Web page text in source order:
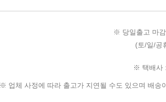
※ 당일출고 마
(토/일/공
※ 택배사
※ 업체 사정에 따라 출고가 지연될 수도 있으며 배송